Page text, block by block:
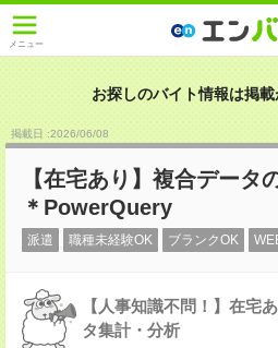
メニュー
お探しのバイト情報は掲載
掲載日 :2026/06/08
【在宅あり】複合データ
＊PowerQuery
派遣 職種未経験OK ブランクOK
【人事知識不問！】在宅
タ集計・分析